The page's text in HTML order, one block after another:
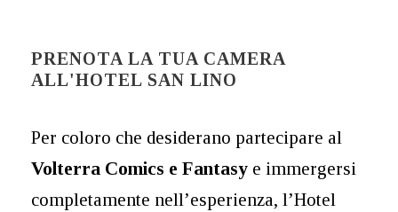
PRENOTA LA TUA CAMERA
ALL'HOTEL SAN LINO
Per coloro che desiderano partecipare al
Volterra Comics e Fantasy e immergersi
completamente nell’esperienza, l’Hotel